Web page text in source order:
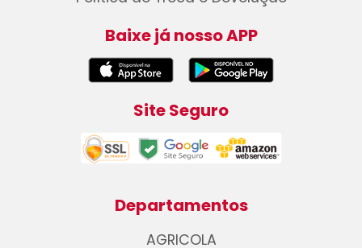
Baixe já nosso APP
Site Seguro
Departamentos
AGRICOLA